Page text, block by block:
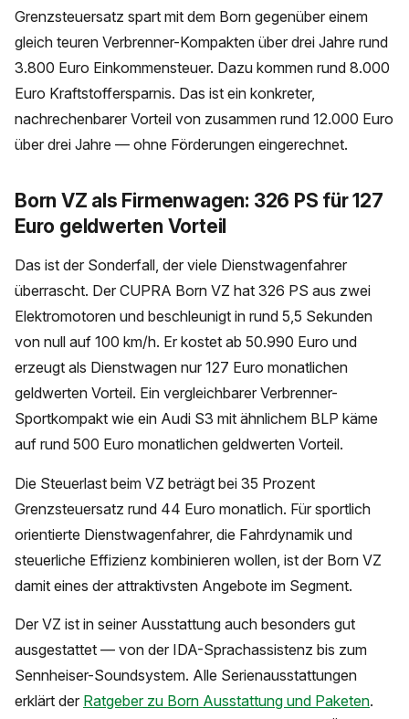
Grenzsteuersatz spart mit dem Born gegenüber einem
gleich teuren Verbrenner-Kompakten über drei Jahre rund
3.800 Euro Einkommensteuer. Dazu kommen rund 8.000
Euro Kraftstoffersparnis. Das ist ein konkreter,
nachrechenbarer Vorteil von zusammen rund 12.000 Euro
über drei Jahre — ohne Förderungen eingerechnet.
Born VZ als Firmenwagen: 326 PS für 127
Euro geldwerten Vorteil
Das ist der Sonderfall, der viele Dienstwagenfahrer
überrascht. Der CUPRA Born VZ hat 326 PS aus zwei
Elektromotoren und beschleunigt in rund 5,5 Sekunden
von null auf 100 km/h. Er kostet ab 50.990 Euro und
erzeugt als Dienstwagen nur 127 Euro monatlichen
geldwerten Vorteil. Ein vergleichbarer Verbrenner-
Sportkompakt wie ein Audi S3 mit ähnlichem BLP käme
auf rund 500 Euro monatlichen geldwerten Vorteil.
Die Steuerlast beim VZ beträgt bei 35 Prozent
Grenzsteuersatz rund 44 Euro monatlich. Für sportlich
orientierte Dienstwagenfahrer, die Fahrdynamik und
steuerliche Effizienz kombinieren wollen, ist der Born VZ
damit eines der attraktivsten Angebote im Segment.
Der VZ ist in seiner Ausstattung auch besonders gut
ausgestattet — von der IDA-Sprachassistenz bis zum
Sennheiser-Soundsystem. Alle Serienausstattungen
erklärt der Ratgeber zu Born Ausstattung und Paketen.